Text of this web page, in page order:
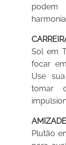
podem
Sol em
focar
Use
tomar
Plutão